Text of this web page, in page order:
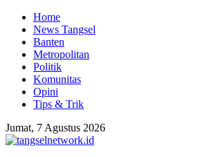
Home
News Tangsel
Banten
Metropolitan
Politik
Komunitas
Opini
Tips & Trik
Jumat, 7 Agustus 2026